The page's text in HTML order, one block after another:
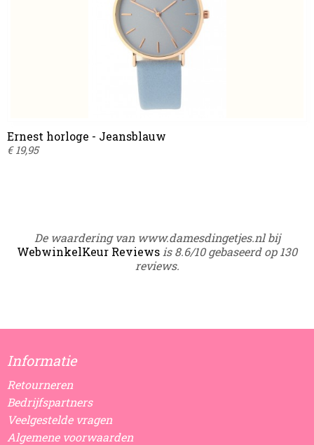
Ernest horloge - Jeansblauw
€ 19,95
De waardering van www.damesdingetjes.nl bij
WebwinkelKeur Reviews is 8.6/10 gebaseerd op 130
reviews.
Informatie
Retourneren
Bedrijfspartners
Veelgestelde vragen
Algemene voorwaarden